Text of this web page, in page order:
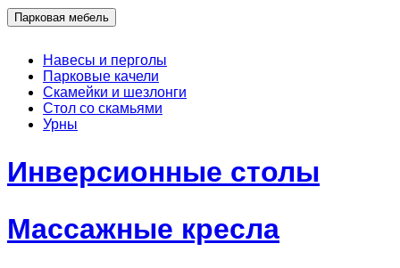
Парковая мебель
Навесы и перголы
Парковые качели
Скамейки и шезлонги
Стол со скамьями
Урны
Инверсионные столы
Массажные кресла